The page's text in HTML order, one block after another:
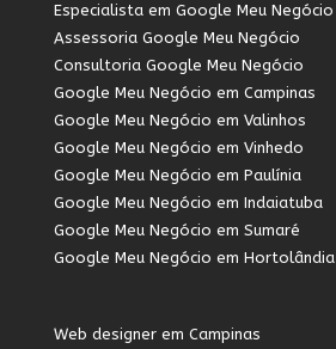
Especialista em Google Meu Negócio
Assessoria Google Meu Negócio
Consultoria Google Meu Negócio
Google Meu Negócio em Campinas
Google Meu Negócio em Valinhos
Google Meu Negócio em Vinhedo
Google Meu Negócio em Paulínia
Google Meu Negócio em Indaiatuba
Google Meu Negócio em Sumaré
Google Meu Negócio em Hortolândia
Web designer em Campinas